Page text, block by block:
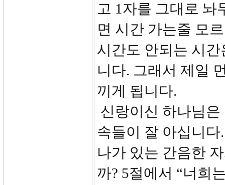
고 1자를 그대로 놔
면 시간 가는줄 모
시간도 안되는 시
니다. 그래서 제일
끼게 됩니다.
신랑이신 하나님
속들이 잘 아십니
나가 있는 간음한
까? 5절에서 “너희